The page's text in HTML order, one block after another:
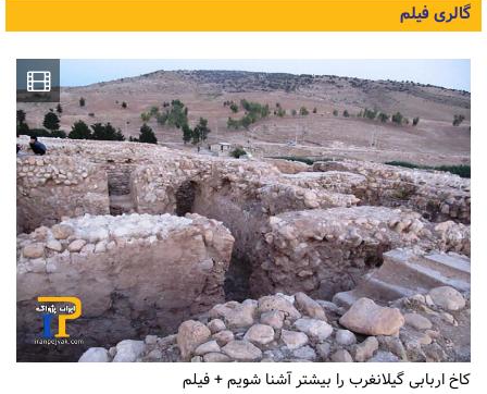
گالری فیلم
کاخ اربابی گیلانغرب را بیشتر آشنا شویم + فیلم